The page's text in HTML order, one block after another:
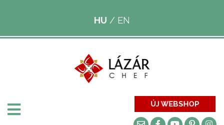
HU / EN
ÚJ WEBSHOP